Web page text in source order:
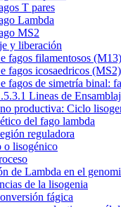
T pares
Lambda
MS2
y liberación
fagos filamentosos (M13)
fagos icosaedricos (MS2)
fagos de simetría binal:
Lineas de
productiva: Ciclo
del fago lambda
reguladora
o lisogénico
de Lambda en el
de la lisogenia
fágica